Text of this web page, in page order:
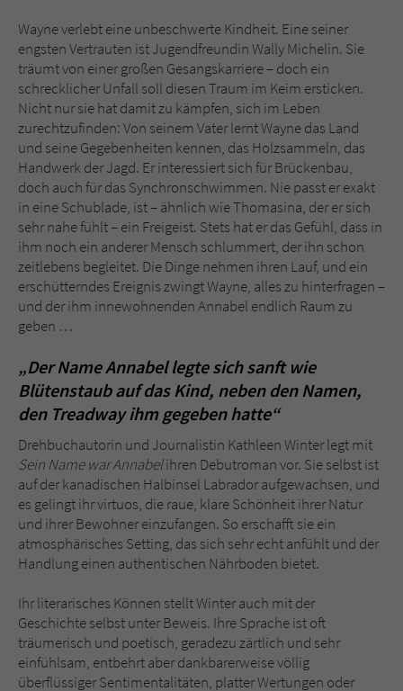
Wayne verlebt eine unbeschwerte Kindheit. Eine seiner
engsten Vertrauten ist Jugendfreundin Wally Michelin. Sie
träumt von einer großen Gesangskarriere – doch ein
schrecklicher Unfall soll diesen Traum im Keim ersticken.
Nicht nur sie hat damit zu kämpfen, sich im Leben
zurechtzufinden: Von seinem Vater lernt Wayne das Land
und seine Gegebenheiten kennen, das Holzsammeln, das
Handwerk der Jagd. Er interessiert sich für Brückenbau,
doch auch für das Synchronschwimmen. Nie passt er exakt
in eine Schublade, ist – ähnlich wie Thomasina, der er sich
sehr nahe fühlt – ein Freigeist. Stets hat er das Gefühl, dass in
ihm noch ein anderer Mensch schlummert, der ihn schon
zeitlebens begleitet. Die Dinge nehmen ihren Lauf, und ein
erschütterndes Ereignis zwingt Wayne, alles zu hinterfragen –
und der ihm innewohnenden Annabel endlich Raum zu
geben …
„Der Name Annabel legte sich sanft wie
Blütenstaub auf das Kind, neben den Namen,
den Treadway ihm gegeben hatte“
Drehbuchautorin und Journalistin Kathleen Winter legt mit
Sein Name war Annabelihren Debutroman vor. Sie selbst ist
auf der kanadischen Halbinsel Labrador aufgewachsen, und
es gelingt ihr virtuos, die raue, klare Schönheit ihrer Natur
und ihrer Bewohner einzufangen. So erschafft sie ein
atmosphärisches Setting, das sich sehr echt anfühlt und der
Handlung einen authentischen Nährboden bietet.
Ihr literarisches Können stellt Winter auch mit der
Geschichte selbst unter Beweis. Ihre Sprache ist oft
träumerisch und poetisch, geradezu zärtlich und sehr
einfühlsam, entbehrt aber dankbarerweise völlig
überflüssiger Sentimentalitäten, platter Wertungen oder